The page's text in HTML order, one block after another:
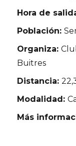
Hora de
Población:
Organiza:
Buitres
Distancia:
Modalidad:
Más